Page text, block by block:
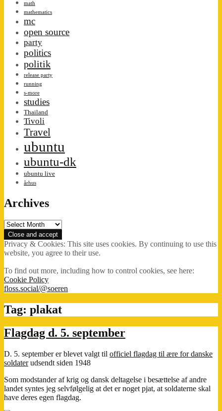
math
mathematics
mc
open source
party
politics
politik
release party
running
s-more
studies
Thailand
Tivoli
Travel
ubuntu
ubuntu-dk
ubuntu live
århus
Archives
Archives
Privacy & Cookies: This site uses cookies. By continuing to use this
website, you agree to their use.
To find out more, including how to control cookies, see here:
Cookie Policy
floss.social/@soeren
Tag: plakat
Flagdag d. 5. september
D. 5. september er blevet valgt til officiel flagdag til ære for danske
soldaterudsendt siden 1948
Som modstander af krig og dansk deltagelse i besættelse af andre
landet syntes jeg selvfølgelig at det er noget pjat, at soldaterne skal
have deres egen flagdag.